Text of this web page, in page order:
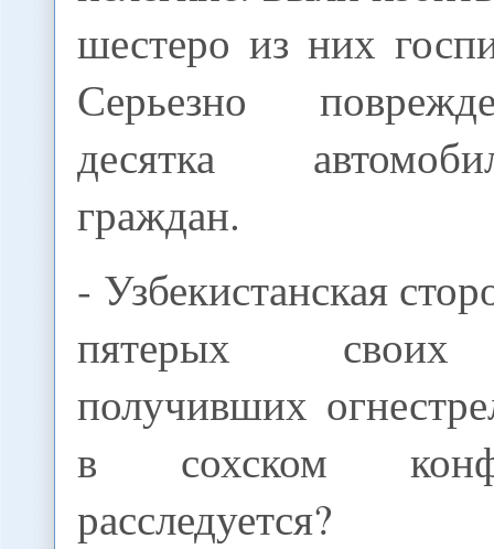
шестеро из них
Серьезно
десятка
граждан.
- Узбекистанская
пятерых своих
получивших
в сохском
расследуется?